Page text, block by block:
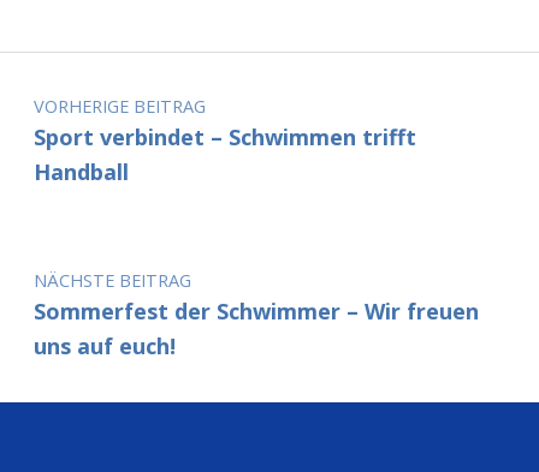
Beitragsnavigation
VORHERIGE BEITRAG
Sport verbindet – Schwimmen trifft
Handball
NÄCHSTE BEITRAG
Sommerfest der Schwimmer – Wir freuen
uns auf euch!